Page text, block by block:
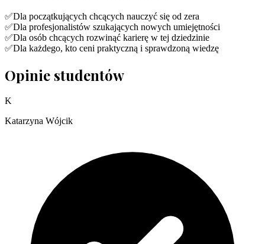
✅Dla początkujących chcących nauczyć się od zera
✅Dla profesjonalistów szukających nowych umiejętności
✅Dla osób chcących rozwinąć karierę w tej dziedzinie
✅Dla każdego, kto ceni praktyczną i sprawdzoną wiedzę
Opinie studentów
K
Katarzyna Wójcik